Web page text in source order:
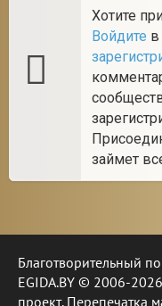
Хотите
Войдите в
займет
Благотворительный
EGIDA.BY © 2006-
проект. Перепечатка